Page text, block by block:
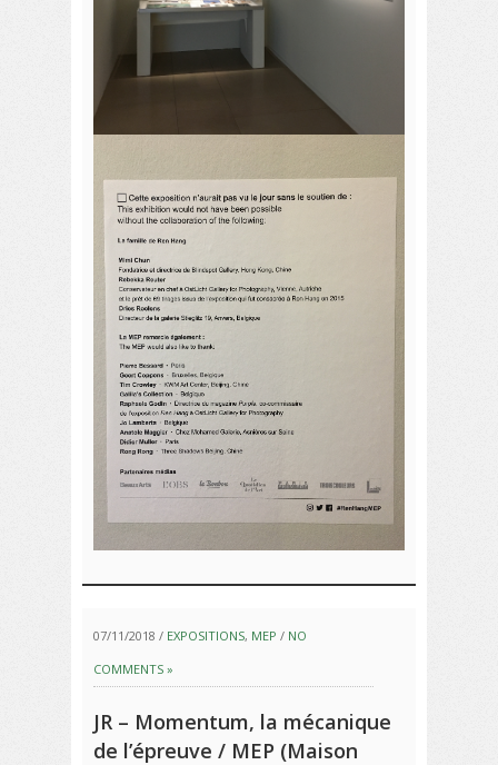
07/11/2018 / EXPOSITIONS, MEP / NO
COMMENTS »
JR – Momentum, la mécanique
de l’épreuve / MEP (Maison